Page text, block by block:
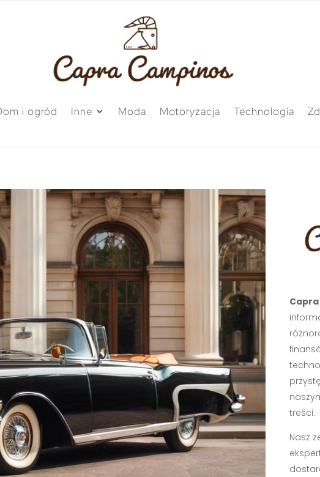
i ogród Inne Moda Motoryzacja Technologia
treści.
Nasz